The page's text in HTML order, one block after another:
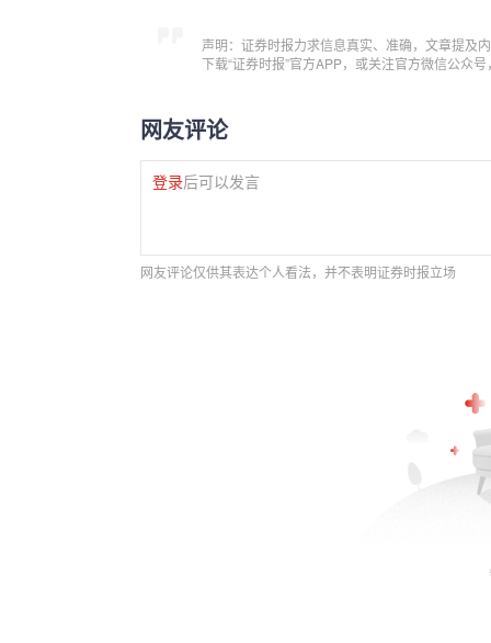
声明：证券时报力求信息真实、准确，文章提及
下载“证券时报”官方APP，或关注官方微信公众
网友评论
登录后可以发言
网友评论仅供其表达个人看法，并不表明证券时报立场